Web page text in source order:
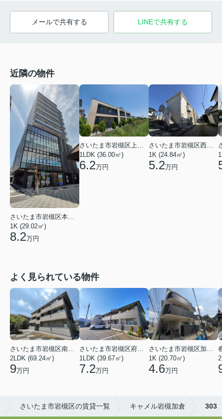
メールで共有する LINEで共有する
近隣の物件
1K (29.02㎡)
8.2万円
さいたま市岩槻区上里１丁目
1LDK (36.00㎡)
6.2万円
さいたま市岩槻区西町５丁目
1K (24.84㎡)
5.2万円
よく見られている物件
2LDK (69.24㎡)
9万円
1LDK (39.67㎡)
7.2万円
1K (20.70㎡)
4.6万円
さいたま市岩槻区の賃貸一覧 キャメル岩槻加倉 303